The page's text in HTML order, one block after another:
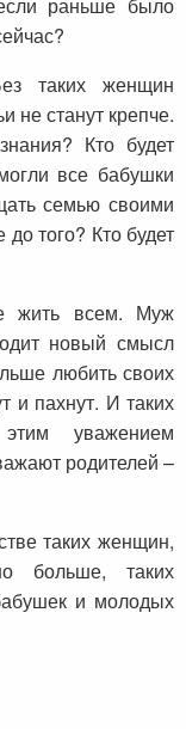
раньше было
таких женщин
не станут крепче.
Кто будет
все бабушки
семью своими
того? Кто будет
жить всем. Муж
новый смысл
любить своих
и пахнут. И таких
уважением
родителей –
таких женщин,
больше, таких
и молодых